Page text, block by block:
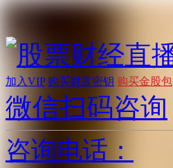
加入VIP 购买财富密钥 购买金股包
微信扫码咨询
咨询电话：